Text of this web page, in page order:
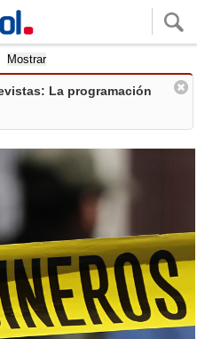
Mostrar
La programación